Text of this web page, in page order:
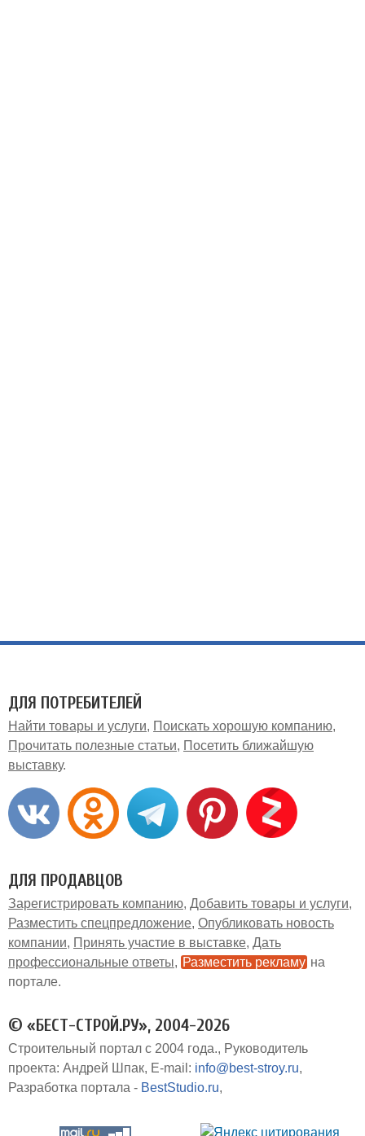
ДЛЯ ПОТРЕБИТЕЛЕЙ
Найти товары и услуги
Поискать хорошую компанию
Прочитать полезные статьи
Посетить ближайшую
выставку
ДЛЯ ПРОДАВЦОВ
Зарегистрировать компанию Добавить товары и услуги
Разместить спецпредложение Опубликовать новость
компании
Принять участие в выставке Дать
профессиональные ответы
Разместить рекламу на
портале
© «БЕСТ-СТРОЙ.РУ», 2004-2026
Строительный портал с 2004 года.
Руководитель
проекта: Андрей Шпак E-mail: info@best-stroy.ru
Разработка портала - BestStudio.ru